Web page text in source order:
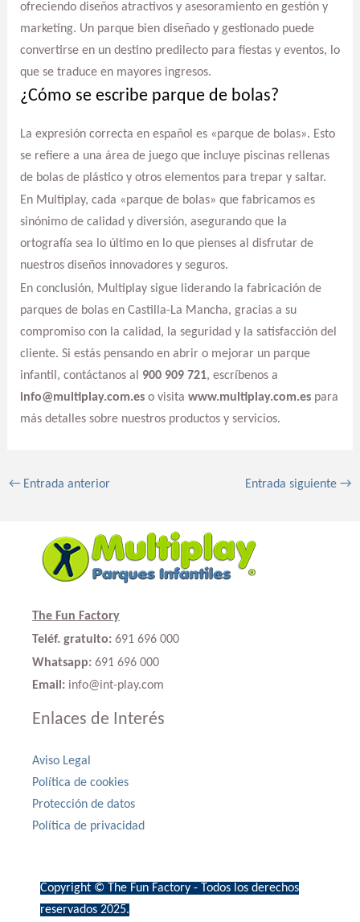
ofreciendo diseños atractivos y asesoramiento en gestión y
marketing. Un parque bien diseñado y gestionado puede
convertirse en un destino predilecto para fiestas y eventos, lo
que se traduce en mayores ingresos.
¿Cómo se escribe parque de bolas?
La expresión correcta en español es «parque de bolas». Esto
se refiere a una área de juego que incluye piscinas rellenas
de bolas de plástico y otros elementos para trepar y saltar.
En Multiplay, cada «parque de bolas» que fabricamos es
sinónimo de calidad y diversión, asegurando que la
ortografía sea lo último en lo que pienses al disfrutar de
nuestros diseños innovadores y seguros.
En conclusión, Multiplay sigue liderando la fabricación de
parques de bolas en Castilla-La Mancha, gracias a su
compromiso con la calidad, la seguridad y la satisfacción del
cliente. Si estás pensando en abrir o mejorar un parque
infantil, contáctanos al 900 909 721, escríbenos a
info@multiplay.com.eso visita www.multiplay.com.espara
más detalles sobre nuestros productos y servicios.
←Entrada anterior Entrada siguiente→
The Fun Factory
Teléf. gratuito: 691 696 000
Whatsapp: 691 696 000
Email: info@int-play.com
Enlaces de Interés
Aviso Legal
Política de cookies
Protección de datos
Política de privacidad
Copyright © The Fun Factory - Todos los derechos
reservados 2025.